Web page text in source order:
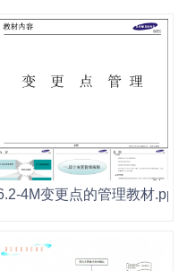
关注CPO、液冷与电源产业
4M变更点的管理教材.ppt